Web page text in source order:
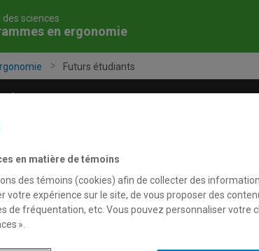
des sciences
en ergonomie
Futurs étudiants
étudiants
en matière de témoins
des témoins (cookies) afin de collecter des
votre expérience sur le site, de vous proposer des
de fréquentation, etc. Vous pouvez personnaliser votre
».